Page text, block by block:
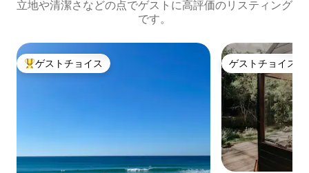
立地や清潔さなどの点でゲストに高評価のリスティング
です。
大好評のゲストチョイスです。
ゲストチョイス ゲストチョイス
ゲストチョイス